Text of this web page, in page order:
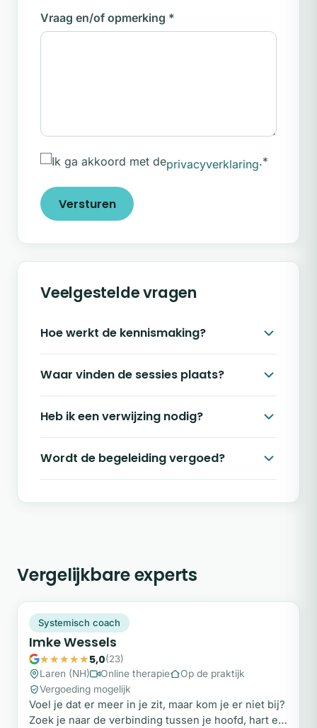
Vraag en/of opmerking *
Ik ga akkoord met deprivacyverklaring.*
Versturen
Veelgestelde vragen
Hoe werkt de kennismaking?
Waar vinden de sessies plaats?
Heb ik een verwijzing nodig?
Wordt de begeleiding vergoed?
Vergelijkbare experts
Snel beschikbaar
Systemisch coach
Imke Wessels
5,0(23)
Laren (NH)
Online therapie
Op de praktijk
Vergoeding mogelijk
Voel je dat er meer in je zit, maar kom je er niet bij?
Zoek je naar de verbinding tussen je hoofd, hart en